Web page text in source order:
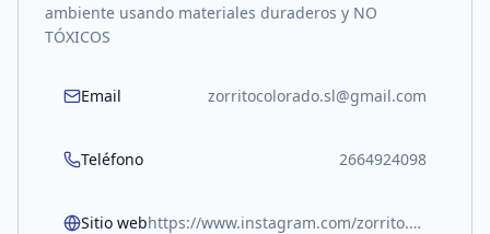
ambiente usando materiales duraderos y NO
TÓXICOS
Email zorritocolorado.sl@gmail.com
Teléfono 2664924098
Sitio web https://www.instagram.com/zorrito.colorado.sl/